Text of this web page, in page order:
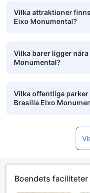
Vilka attraktioner
Eixo Monumental?
Vilka barer ligger
Monumental?
Vilka offentliga
Brasilia Eixo
Boendets faciliteter